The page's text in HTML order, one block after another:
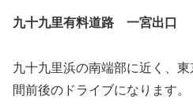
九十九里有料道路 一宮出口
九十九里浜の南端部に近く、
間前後のドライブになります。